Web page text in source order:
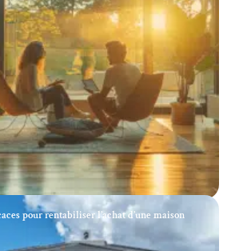
pour rentabiliser l’achat d’une maison